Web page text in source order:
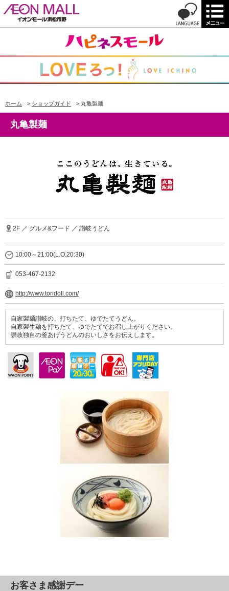
ホーム > ショップガイド > 丸亀製麺
丸亀製麺
2F ／ グルメ&フード ／ 讃岐うどん
10:00～21:00(L.O.20:30)
053-467-2132
http://www.toridoll.com/
自家製麺讃岐の、打ちたて、ゆでたてうどん。
自家製生麺を打ちたて、ゆでたてでお召し上がりください。
讃岐独自の釜あげうどんのおいしさをお伝えします。
お客さま感謝デー